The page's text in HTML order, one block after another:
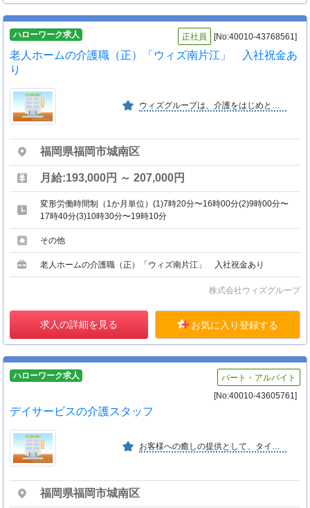
ハローワーク求人 正社員 [No:40010-43768561]
老人ホームの介護職（正）「ウィズ南片江」 入社祝金あ
り
福岡県福岡市城南区
月給:193,000円 ～ 207,000円
変形労働時間制（1か月単位）(1)7時20分〜16時00分(2)9時00分〜
17時40分(3)10時30分〜19時10分
その他
老人ホームの介護職（正）「ウィズ南片江」 入社祝金あり
株式会社ウィズグループ
求人の詳細を見る お気に入り登録する
ハローワーク求人
パート・アルバイト
[No:40010-43605761]
デイサービスの介護スタッフ
お客様への癒しの提供として、タイ式マッサージの提供 選べるお食事メニュー・薬膳の理論を取り入れたお食事を提供しています。
福岡県福岡市城南区